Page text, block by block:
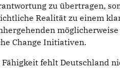
zu übertragen,
Realität zu einem
Change Initiativen.
fehlt Deutschland